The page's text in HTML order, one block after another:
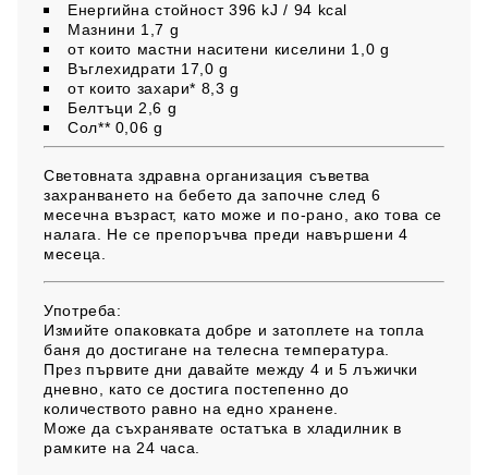
Енергийна стойност 396 kJ / 94 kcal
Мазнини 1,7 g
от които мастни наситени киселини 1,0 g
Въглехидрати 17,0 g
от които захари* 8,3 g
Белтъци 2,6 g
Сол** 0,06 g
Световната здравна организация съветва
захранването на бебето да започне след 6
месечна възраст, като може и по-рано, ако това се
налага. Не се препоръчва преди навършени 4
месеца.
Употреба:
Измийте опаковката добре и затоплете на топла
баня до достигане на телесна температура.
През първите дни давайте между 4 и 5 лъжички
дневно, като се достига постепенно до
количеството равно на едно хранене.
Може да съхранявате остатъка в хладилник в
рамките на 24 часа.